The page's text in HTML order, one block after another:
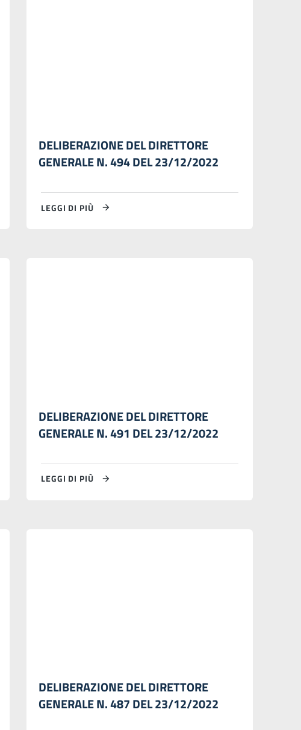
DELIBERAZIONE DEL DIRETTORE
GENERALE N. 494 DEL 23/12/2022
LEGGI DI PIÙ
DELIBERAZIONE DEL DIRETTORE
GENERALE N. 491 DEL 23/12/2022
LEGGI DI PIÙ
DELIBERAZIONE DEL DIRETTORE
GENERALE N. 487 DEL 23/12/2022